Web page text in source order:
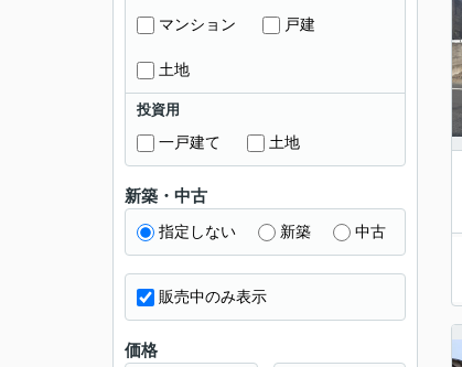
マンション 戸建
土地
投資用
一戸建て 土地
新築・中古
指定しない 新築 中古
販売中のみ表示
価格